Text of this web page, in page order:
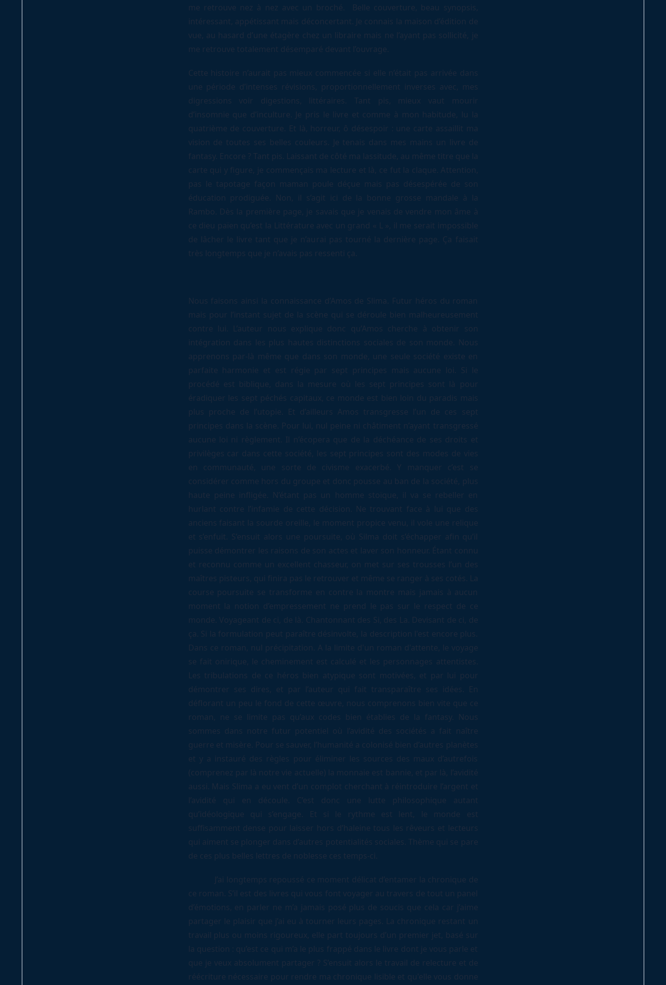
me retrouve nez à nez avec un broché. Belle couverture, beau synopsis,
intéressant, appétissant mais déconcertant. Je connais la maison d’édition de
vue, au hasard d’une étagère chez un libraire mais ne l’ayant pas sollicité, je
me retrouve totalement désemparé devant l’ouvrage.
Cette histoire n’aurait pas mieux commencée si elle n’était pas arrivée dans
une période d’intenses révisions, proportionnellement inverses avec, mes
digressions voir digestions, littéraires. Tant pis, mieux vaut mourir
d’insomnie que d’inculture. Je pris le livre et comme à mon habitude, lu la
quatrième de couverture. Et là, horreur, ô désespoir : une carte assaillit ma
vision de toutes ses belles couleurs. Je tenais dans mes mains un livre de
fantasy. Encore ? Tant pis. Laissant de côté ma lassitude, au même titre que la
carte qui y figure, je commençais ma lecture et là, ce fut la claque. Attention,
pas le tapotage façon maman poule déçue mais pas désespérée de son
éducation prodiguée. Non, il s’agit ici de la bonne grosse mandale à la
Rambo. Dès la première page, je savais que je venais de vendre mon âme à
ce dieu païen qu’est la Littérature avec un grand « L », il me serait impossible
de lâcher le livre tant que je n’aurai pas tourné la dernière page. Ça faisait
très longtemps que je n’avais pas ressenti ça.
Nous faisons ainsi la connaissance d’Amos de Slima. Futur héros du roman
mais pour l’instant sujet de la scène qui se déroule bien malheureusement
contre lui. L’auteur nous explique donc qu’Amos cherche à obtenir son
intégration dans les plus hautes distinctions sociales de son monde. Nous
apprenons par-là même que dans son monde, une seule société existe en
parfaite harmonie et est régie par sept principes mais aucune loi. Si le
procédé est biblique, dans la mesure où les sept principes sont là pour
éradiquer les sept péchés capitaux, ce monde est bien loin du paradis mais
plus proche de l’utopie. Et d’ailleurs Amos transgresse l’un de ces sept
principes dans la scène. Pour lui, nul peine ni châtiment n’ayant transgressé
aucune loi ni règlement. Il n’écopera que de la déchéance de ses droits et
privilèges car dans cette société, les sept principes sont des modes de vies
en communauté, une sorte de civisme exacerbé. Y manquer c’est se
considérer comme hors du groupe et donc pousse au ban de la société, plus
haute peine infligée. N’étant pas un homme stoïque, il va se rebeller en
hurlant contre l’infamie de cette décision. Ne trouvant face à lui que des
anciens faisant la sourde oreille, le moment propice venu, il vole une relique
et s’enfuit. S’ensuit alors une poursuite, où Silma doit s’échapper afin qu’il
puisse démontrer les raisons de son actes et laver son honneur. Étant connu
et reconnu comme un excellent chasseur, on met sur ses trousses l’un des
maîtres pisteurs, qui finira pas le retrouver et même se ranger à ses cotés. La
course poursuite se transforme en contre la montre mais jamais à aucun
moment la notion d’empressement ne prend le pas sur le respect de ce
monde. Voyageant de ci, de là. Chantonnant des Si, des La. Devisant de ci, de
ça. Si la formulation peut paraître désinvolte, la description l'est encore plus.
Dans ce roman, nul précipitation. A la limite d'un roman d'attente, le voyage
se fait onirique, le cheminement est calculé et les personnages attentistes.
Les tribulations de ce héros bien atypique sont motivées, et par lui pour
démontrer ses dires, et par l’auteur qui fait transparaître ses idées. En
déflorant un peu le fond de cette œuvre, nous comprenons bien vite que ce
roman, ne se limite pas qu’aux codes bien établies de la fantasy. Nous
sommes dans notre futur potentiel où l’avidité des sociétés a fait naître
guerre et misère. Pour se sauver, l’humanité a colonisé bien d’autres planètes
et y a instauré des règles pour éliminer les sources des maux d’autrefois
(comprenez par là notre vie actuelle) la monnaie est bannie, et par là, l’avidité
aussi. Mais Slima a eu vent d’un complot cherchant à réintroduire l’argent et
l’avidité qui en découle. C’est donc une lutte philosophique autant
qu’idéologique qui s’engage. Et si le rythme est lent, le monde est
suffisamment dense pour laisser hors d’haleine tous les rêveurs et lecteurs
qui aiment se plonger dans d’autres potentialités sociales. Thème qui se pare
de ces plus belles lettres de noblesse ces temps-ci.
J’ai longtemps repoussé ce moment délicat d’entamer la chronique de
ce roman. S’il est des livres qui vous font voyager au travers de tout un panel
d’émotions, en parler ne m’a jamais posé plus de soucis que cela car j’aime
partager le plaisir que j’ai eu à tourner leurs pages. La chronique restant un
travail plus ou moins rigoureux, elle part toujours d’un premier jet, basé sur
la question : qu’est ce qui m’a le plus frappé dans le livre dont je vous parle et
que je veux absolument partager ? S’ensuit alors le travail de relecture et de
réécriture nécessaire pour rendre ma chronique lisible et qu'elle vous donne